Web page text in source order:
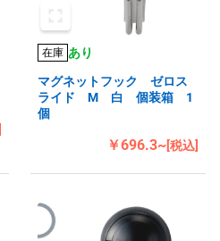
在庫 あり
マグネットフック ゼロス
ライド M 白 個装箱 1
個
￥696.3~[税込]